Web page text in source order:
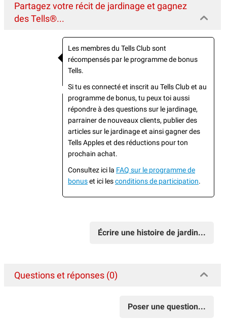
Partagez votre récit de jardinage et gagnez
des Tells®...
Les membres du Tells Club sont
récompensés par le programme de bonus
Tells.
Si tu es connecté et inscrit au Tells Club et au
programme de bonus, tu peux toi aussi
répondre à des questions sur le jardinage,
parrainer de nouveaux clients, publier des
articles sur le jardinage et ainsi gagner des
Tells Apples et des réductions pour ton
prochain achat.
Consultez ici la FAQ sur le programme de
bonuset ici lesconditions de participation.
Écrire une histoire de jardin...
Questions et réponses (0)
Poser une question...